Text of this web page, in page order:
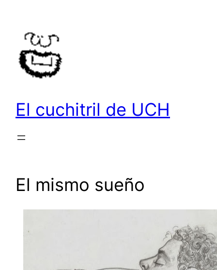
contenido
El cuchitril de UCH
El mismo sueño